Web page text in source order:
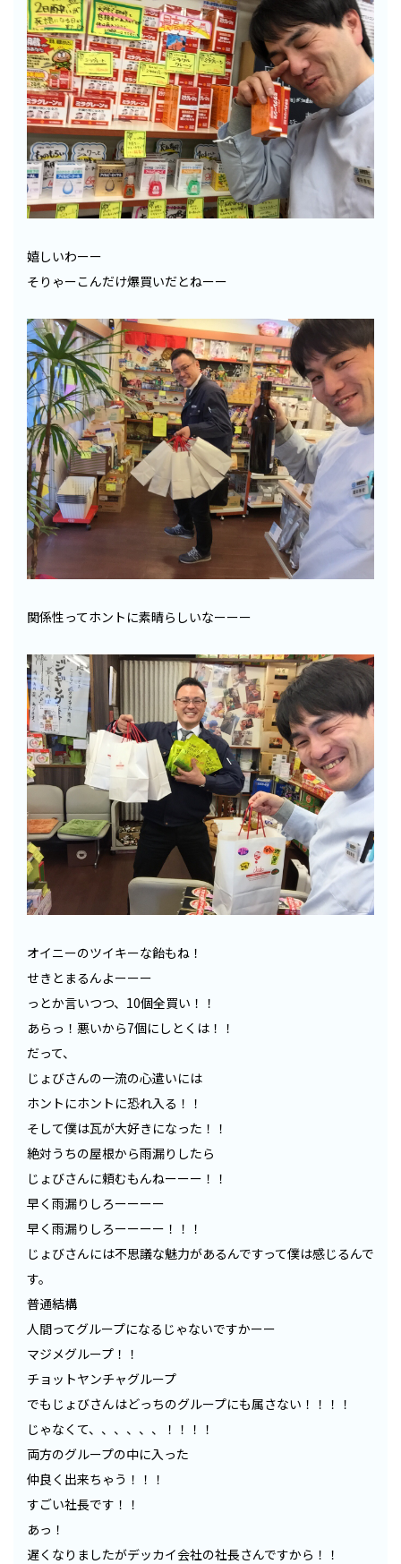
嬉しいわーー
そりゃーこんだけ爆買いだとねーー
関係性ってホントに素晴らしいなーーー
オイニーのツイキーな飴もね！
せきとまるんよーーー
っとか言いつつ、10個全買い！！
あらっ！悪いから7個にしとくは！！
だって、
じょびさんの一流の心遣いには
ホントにホントに恐れ入る！！
そして僕は瓦が大好きになった！！
絶対うちの屋根から雨漏りしたら
じょびさんに頼むもんねーーー！！
早く雨漏りしろーーーー
早く雨漏りしろーーーー！！！
じょびさんには不思議な魅力があるんですって僕は感じるんで
す。
普通結構
人間ってグループになるじゃないですかーー
マジメグループ！！
チョットヤンチャグループ
でもじょびさんはどっちのグループにも属さない！！！！
じゃなくて、、、、、、！！！！
両方のグループの中に入った
仲良く出来ちゃう！！！
すごい社長です！！
あっ！
遅くなりましたがデッカイ会社の社長さんですから！！